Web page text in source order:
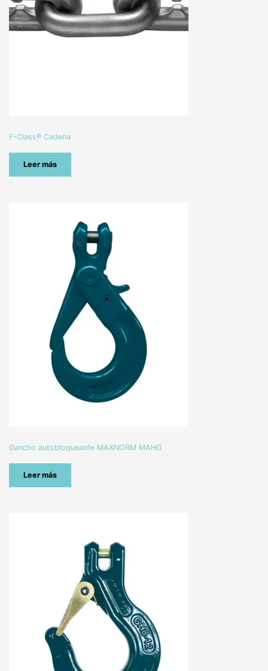
F-Class® Cadena
Leer más
Gancho autobloqueante MAXNORM MAHG
Leer más